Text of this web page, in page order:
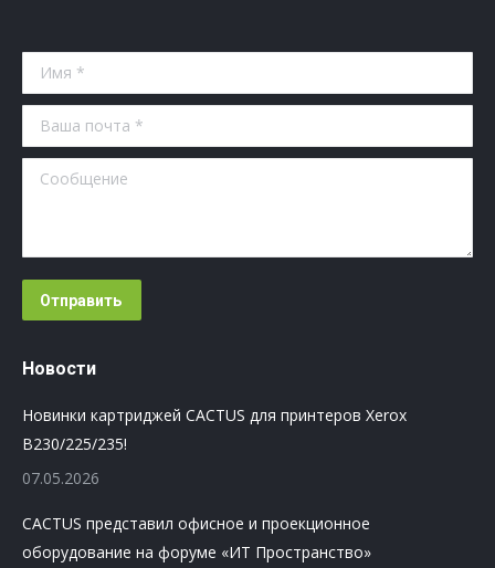
Имя *
Ваша почта *
Сообщение
Отправить
Новости
Новинки картриджей CACTUS для принтеров Xerox
B230/225/235!
07.05.2026
CACTUS представил офисное и проекционное
оборудование на форуме «ИТ Пространство»